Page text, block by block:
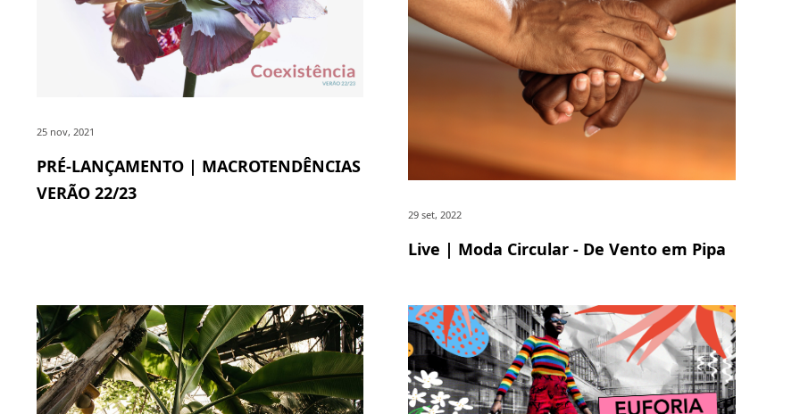
25 nov, 2021
PRÉ-LANÇAMENTO | MACROTENDÊNCIAS
VERÃO 22/23
29 set, 2022
Live | Moda Circular - De Vento em Pipa